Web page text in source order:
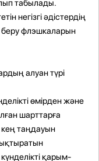
табылады.
негізгі әдістердің
беру флэшкаларын
алуан түрі
өмірден және
шарттарға
таңдауын
қарым-